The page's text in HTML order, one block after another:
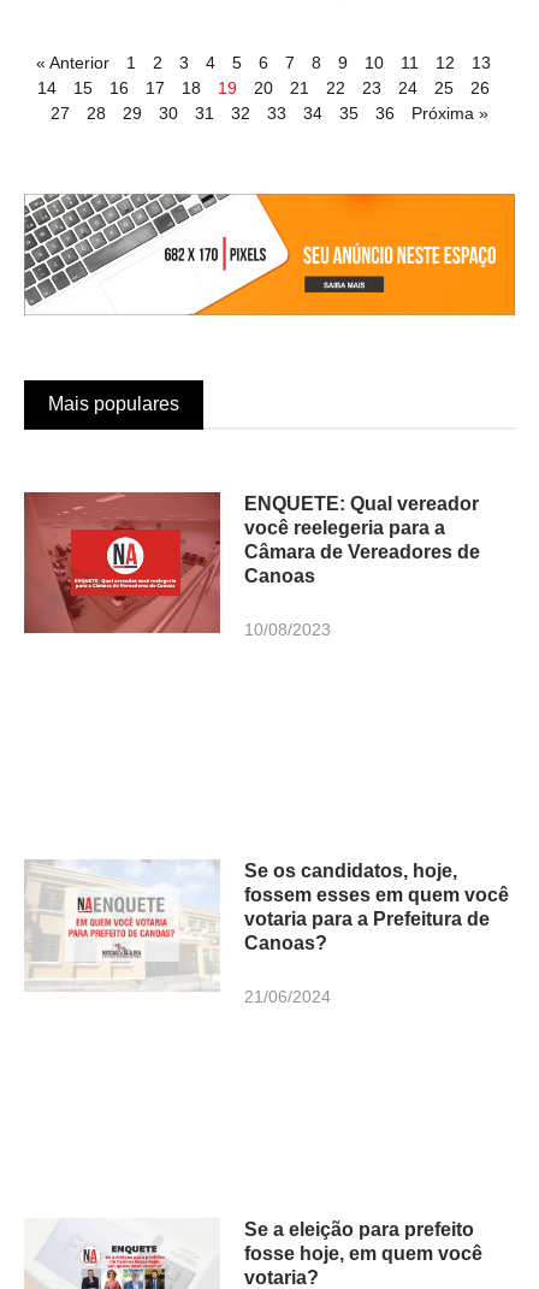
« Anterior 1 2 3 4 5 6 7 8 9 10 11 12
13
14
15 16 17 18 19 20 21 22 23 24 25
26
27
28 29 30 31 32 33 34 35 36 Próxima »
Mais populares
ENQUETE: Qual vereador
você reelegeria para a
Câmara de Vereadores de
Canoas
10/08/2023
Se os candidatos, hoje,
fossem esses em quem você
votaria para a Prefeitura de
Canoas?
21/06/2024
Se a eleição para prefeito
fosse hoje, em quem você
votaria?